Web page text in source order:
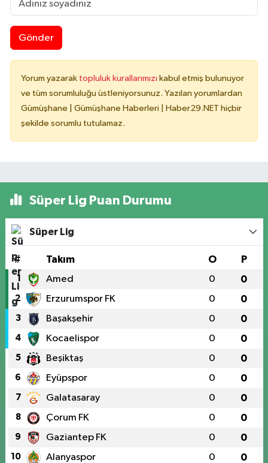
Gönder
Yorum yazarak topluluk kurallarımızı kabul etmiş bulunuyor
ve tüm sorumluluğu üstleniyorsunuz. Yazılan yorumlardan
Gümüşhane | Gümüşhane Haberleri | Haber29.NET hiçbir
şekilde sorumlu tutulamaz.
Süper Lig Puan Durumu
Süper Lig
# Takım O P
1 Amed 0 0
2 Erzurumspor FK 0 0
3 Başakşehir 0 0
4 Kocaelispor 0 0
5 Beşiktaş 0 0
6 Eyüpspor 0 0
7 Galatasaray 0 0
8 Çorum FK 0 0
9 Gaziantep FK 0 0
10 Alanyaspor 0 0